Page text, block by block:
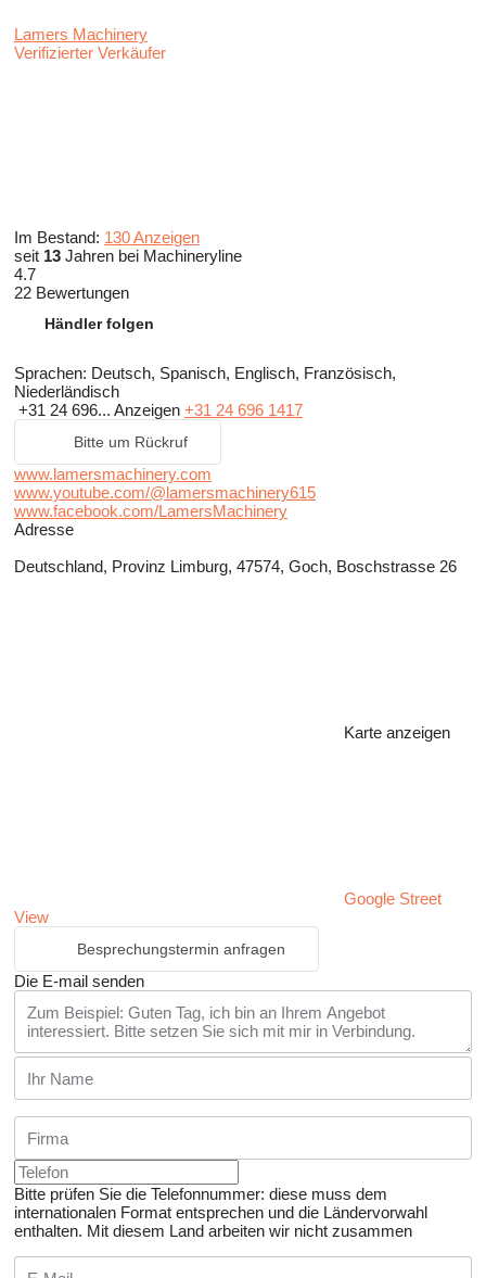
Lamers Machinery
Verifizierter Verkäufer
Im Bestand: 130 Anzeigen
seit 13 Jahren bei Machineryline
4.7
22 Bewertungen
Händler folgen
Sprachen: Deutsch, Spanisch, Englisch, Französisch,
Niederländisch
+31 24 696... Anzeigen +31 24 696 1417
Bitte um Rückruf
www.lamersmachinery.com
www.youtube.com/@lamersmachinery615
www.facebook.com/LamersMachinery
Adresse
Deutschland, Provinz Limburg, 47574, Goch, Boschstrasse 26
Karte anzeigen
Google Street
View
Besprechungstermin anfragen
Die E-mail senden
Bitte prüfen Sie die Telefonnummer: diese muss dem
internationalen Format entsprechen und die Ländervorwahl
enthalten. Mit diesem Land arbeiten wir nicht zusammen